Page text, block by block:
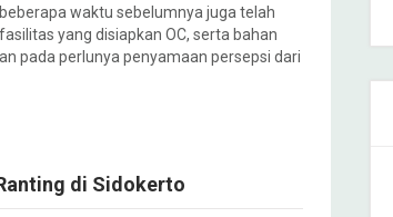
waktu sebelumnya juga telah
yang disiapkan OC, serta bahan
pada perlunya penyamaan persepsi dari
di Sidokerto